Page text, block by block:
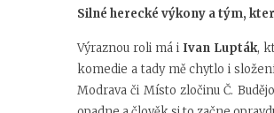
Silné herecké výkony a tým,
Výraznou roli má i Ivan Lupták,
komedie a tady mě chytlo i
Modrava či Místo zločinu Č.